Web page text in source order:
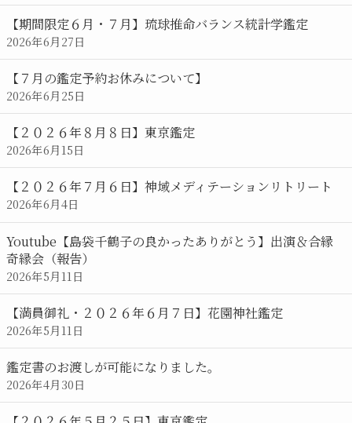
【期間限定６月・７月】琉球推命バランス統計学鑑定
2026年6月27日
【７月の鑑定予約お休みについて】
2026年6月25日
【２０２６年８月８日】東京鑑定
2026年6月15日
【２０２６年７月６日】神域メディテーションリトリート
2026年6月4日
Youtube【島袋千鶴子の良かったありがとう】出演＆合縁
奇縁会（報告）
2026年5月11日
【満員御礼・２０２６年６月７日】花園神社鑑定
2026年5月11日
鑑定書のお渡しが可能になりました。
2026年4月30日